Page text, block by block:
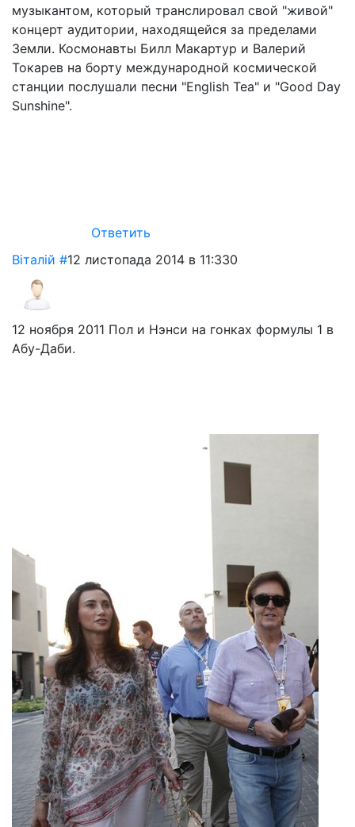
музыкантом, который транслировал свой "живой"
концерт аудитории, находящейся за пределами
Земли. Космонавты Билл Макартур и Валерий
Токарев на борту международной космической
станции послушали песни "English Tea" и "Good Day
Sunshine".
Ответить
Віталій #12 листопада 2014 в 11:330
12 ноября 2011 Пол и Нэнси на гонках формулы 1 в
Абу-Даби.